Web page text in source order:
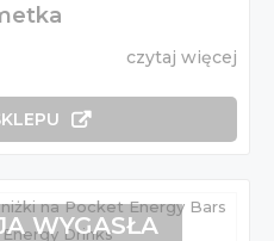
czytaj więcej
WYGASŁA